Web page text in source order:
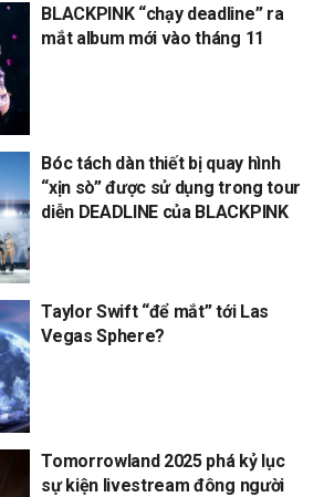
BLACKPINK “chạy deadline” ra
mắt album mới vào tháng 11
Bóc tách dàn thiết bị quay hình
“xịn sò” được sử dụng trong tour
diễn DEADLINE của BLACKPINK
Taylor Swift “để mắt” tới Las
Vegas Sphere?
Tomorrowland 2025 phá kỷ lục
sự kiện livestream đông người